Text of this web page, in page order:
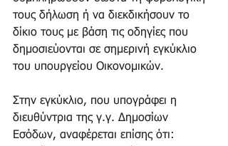
τους δήλωση ή να διεκδικήσουν το
δίκιο τους με βάση τις οδηγίες που
δημοσιεύονται σε σημερινή εγκύκλιο
του υπουργείου Οικονομικών.
Στην εγκύκλιο, που υπογράφει η
διευθύντρια της γ.γ. Δημοσίων
Εσόδων, αναφέρεται επίσης ότι: